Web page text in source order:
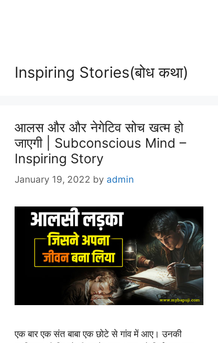
Inspiring Stories(बोध कथा)
आलस और और नेगेटिव सोच खत्म हो
जाएगी | Subconscious Mind –
Inspiring Story
January 19, 2022 by admin
एक बार एक संत बाबा एक छोटे से गांव में आए। उनकी